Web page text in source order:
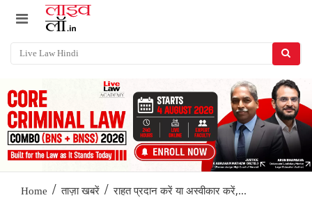
Home / ताज़ा खबरें / राहत प्रदान करें या अस्वीकार करें,...